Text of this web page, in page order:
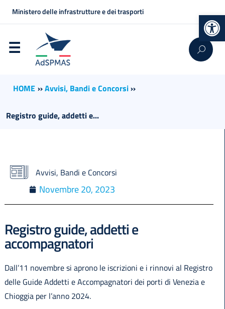
Ministero delle infrastrutture e dei trasporti
English
HOME ››Avvisi, Bandi e Concorsi››
Registro guide, addetti e...
Avvisi, Bandi e Concorsi
Novembre 20, 2023
Registro guide, addetti e
accompagnatori
Dall’11 novembre si aprono le iscrizioni e i rinnovi al Registro
delle Guide Addetti e Accompagnatori dei porti di Venezia e
Chioggia per l’anno 2024.